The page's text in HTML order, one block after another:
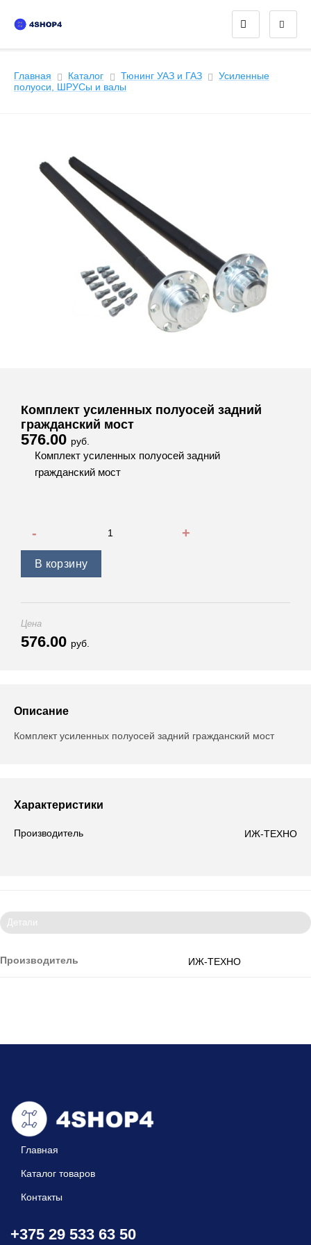
Главная Каталог Тюнинг УАЗ и ГАЗ
Усиленные
полуоси, ШРУСы и валы
Комплект усиленных полуосей задний
гражданский мост
576.00 руб.
Комплект усиленных полуосей задний
гражданский мост
В корзину
Цена
576.00 руб.
Описание
Комплект усиленных полуосей задний гражданский мост
Характеристики
Производитель ИЖ-ТЕХНО
Детали
Производитель ИЖ-ТЕХНО
Главная
Каталог товаров
Контакты
+375 29 533 63 50